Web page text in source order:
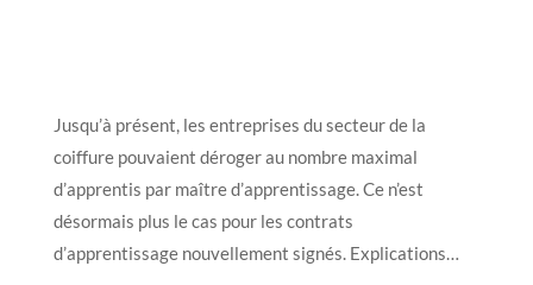
Jusqu’à présent, les entreprises du secteur de la
coiffure pouvaient déroger au nombre maximal
d’apprentis par maître d’apprentissage. Ce n’est
désormais plus le cas pour les contrats
d’apprentissage nouvellement signés. Explications…